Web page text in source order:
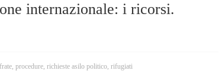
internazionale: i ricorsi.
, procedure, richieste asilo politico, rifugiati